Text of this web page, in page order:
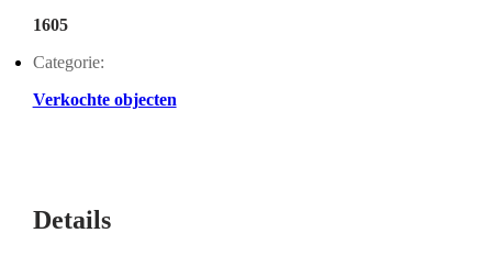
1605
Categorie:
Verkochte objecten
Details